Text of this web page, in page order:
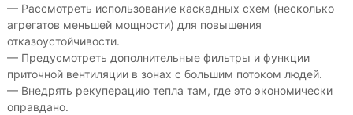
— Рассмотреть использование каскадных схем (несколько
агрегатов меньшей мощности) для повышения
отказоустойчивости.
— Предусмотреть дополнительные фильтры и функции
приточной вентиляции в зонах с большим потоком людей.
— Внедрять рекуперацию тепла там, где это экономически
оправдано.